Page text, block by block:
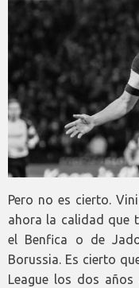
Pero no es cierto.
ahora la calidad que
el Benfica o de
Borussia. Es cierto
League los dos